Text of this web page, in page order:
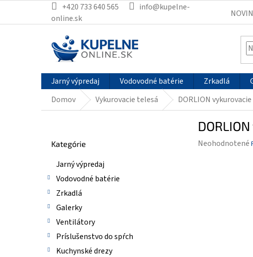
obsah
+420 733 640 565
info@kupelne-
online.sk
Jarný výpredaj Vodovodné batérie Zrkadlá
Domov
Vykurovacie telesá DORLION
kategórie
Kategórie
Jarný výpredaj
Vodovodné batérie
Zrkadlá
Galerky
Ventilátory
Príslušenstvo do spŕch
Kuchynské drezy
Priemerné
Neohodnotené